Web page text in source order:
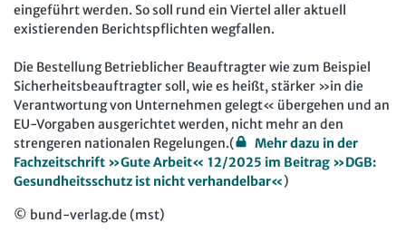
eingeführt werden. So soll rund ein Viertel aller aktuell
existierenden Berichtspflichten wegfallen.
Die Bestellung Betrieblicher Beauftragter wie zum Beispiel
Sicherheitsbeauftragter soll, wie es heißt, stärker »in die
Verantwortung von Unternehmen gelegt« übergehen und an
EU-Vorgaben ausgerichtet werden, nicht mehr an den
strengeren nationalen Regelungen.(
Mehr dazu in der
Fachzeitschrift »Gute Arbeit« 12/2025 im Beitrag »DGB:
Gesundheitsschutz ist nicht verhandelbar«)
© bund-verlag.de (mst)